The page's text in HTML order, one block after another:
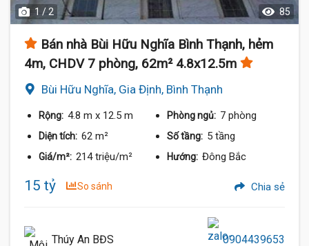
1 / 2 85
Bán nhà Bùi Hữu Nghĩa Bình Thạnh, hẻm
4m, CHDV 7 phòng, 62m² 4.8x12.5m
Bùi Hữu Nghĩa, Gia Định, Bình Thạnh
Rộng: 4.8 m x 12.5 m Phòng ngủ: 7 phòng
Diện tích: 62 m² Số tầng: 5 tầng
Giá/m²: 214 triệu/m² Hướng: Đông Bắc
15 tỷ So sánh Chia sẻ
Thúy An BĐS 0904439653